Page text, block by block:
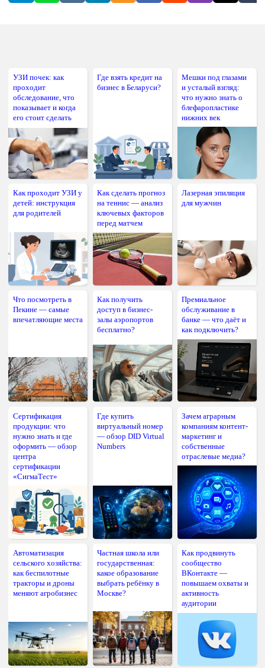
УЗИ почек: как
проходит
обследование, что
показывает и когда
его стоит сделать
Где взять кредит на
бизнес в Беларуси?
Мешки под глазами
и усталый взгляд:
что нужно знать о
блефаропластике
нижних век
Как проходит УЗИ у
детей: инструкция
для родителей
Как сделать прогноз
на теннис — анализ
ключевых факторов
перед матчем
Лазерная эпиляция
для мужчин
Что посмотреть в
Пекине — самые
впечатляющие места
Как получить
доступ в бизнес-
залы аэропортов
бесплатно?
Премиальное
обслуживание в
банке — что даёт и
как подключить?
Сертификация
продукции: что
нужно знать и где
оформить — обзор
центра
сертификации
«СигмаТест»
Где купить
виртуальный номер
— обзор DID Virtual
Numbers
Зачем аграрным
компаниям контент-
маркетинг и
собственные
отраслевые медиа?
Автоматизация
сельского хозяйства:
как беспилотные
тракторы и дроны
меняют агробизнес
Частная школа или
государственная:
какое образование
выбрать ребёнку в
Москве?
Как продвинуть
сообщество
ВКонтакте —
повышаем охваты и
активность
аудитории